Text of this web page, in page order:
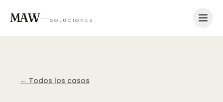
MAW SOLUCIONES
← Todos los casos